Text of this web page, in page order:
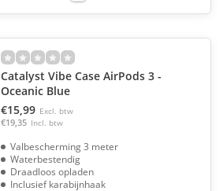
Catalyst Vibe Case AirPods 3 -
Oceanic Blue
€15,99 Excl. btw
€19,35 Incl. btw
Valbescherming 3 meter
Waterbestendig
Draadloos opladen
Inclusief karabijnhaak